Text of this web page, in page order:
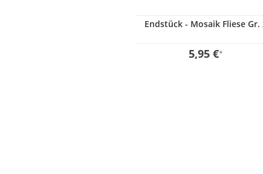
Endstück - Mosaik Fliese Gr.
5,95 €*